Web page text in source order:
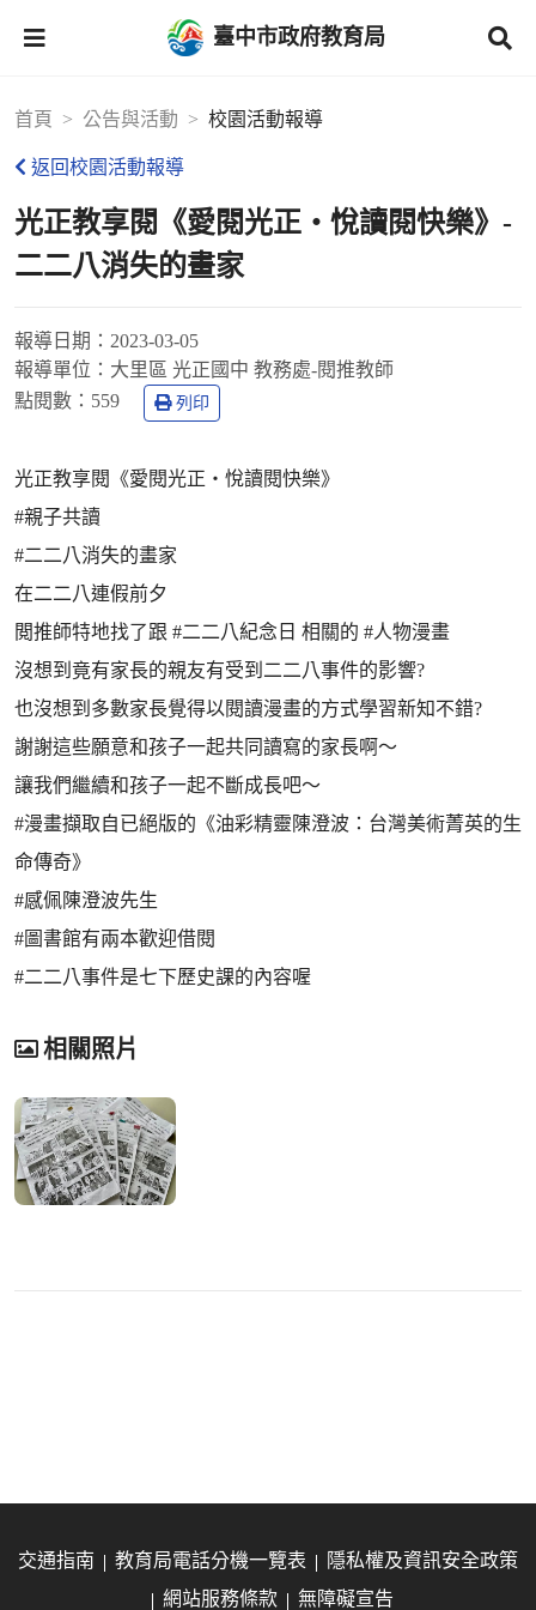
臺中市政府教育局
首頁 公告與活動 校園活動報導
返回校園活動報導
光正教享閱《愛閱光正‧悅讀閱快樂》-
二二八消失的畫家
報導日期： 2023-03-05
報導單位： 大里區 光正國中 教務處-閱推教師
點閱數： 559 列印
光正教享閱《愛閱光正‧悅讀閱快樂》
#親子共讀
#二二八消失的畫家
在二二八連假前夕
閲推師特地找了跟 #二二八紀念日 相關的 #人物漫畫
沒想到竟有家長的親友有受到二二八事件的影響?
也沒想到多數家長覺得以閱讀漫畫的方式學習新知不錯?
謝謝這些願意和孩子一起共同讀寫的家長啊～
讓我們繼續和孩子一起不斷成長吧～
#漫畫擷取自已絕版的《油彩精靈陳澄波：台灣美術菁英的生
命傳奇》
#感佩陳澄波先生
#圖書館有兩本歡迎借閱
#二二八事件是七下歷史課的內容喔
相關照片
交通指南 教育局電話分機一覽表
隱私權及資訊安全政策
網站服務條款
無障礙宣告